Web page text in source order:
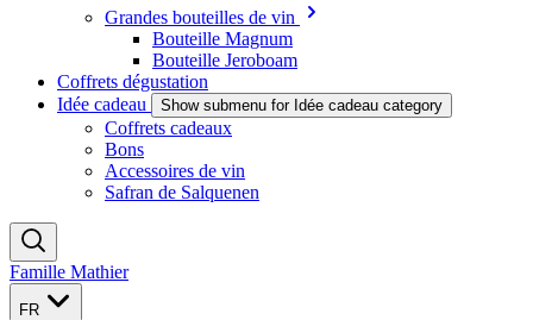
Grandes bouteilles de vin
Bouteille Magnum
Bouteille Jeroboam
Coffrets dégustation
Idée cadeau
Show submenu for Idée cadeau category
Coffrets cadeaux
Bons
Accessoires de vin
Safran de Salquenen
Famille Mathier
FR